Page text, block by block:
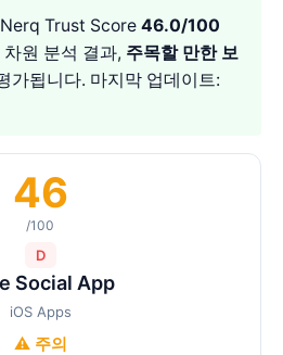
Trust Score 46.0/100
원 분석 결과, 주목할 만한 보
가됩니다. 마지막 업데이트:
46
/100
D
Social App
iOS Apps
⚠️ 주의